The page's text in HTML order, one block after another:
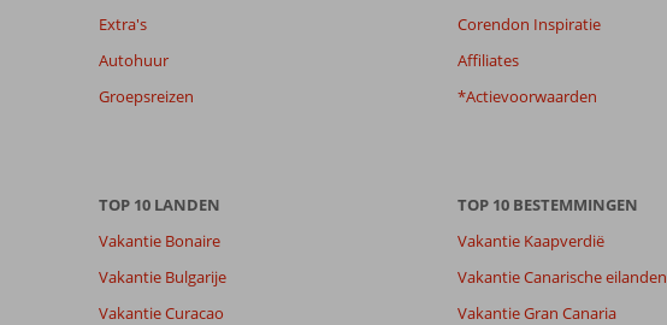
garanderen.
onze
Extra's
Autohuur
Groepsreizen
Corendon Inspiratie
Affiliates
*Actievoorwaarden
TOP 10 LANDEN
Vakantie Bonaire
Vakantie Bulgarije
Vakantie Curacao
TOP 10 BESTEMMINGEN
Vakantie Kaapverdië
Vakantie Canarische eilanden
Vakantie Gran Canaria